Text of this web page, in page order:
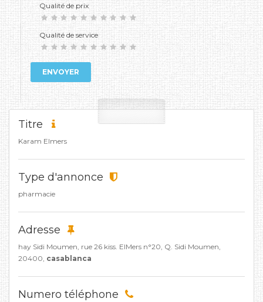
Qualité de prix
Qualité de service
ENVOYER
Titre
Karam Elmers
Type d'annonce
pharmacie
Adresse
hay Sidi Moumen, rue 26 kiss. ElMers n°20, Q. Sidi Moumen,
20400, casablanca
Numero téléphone